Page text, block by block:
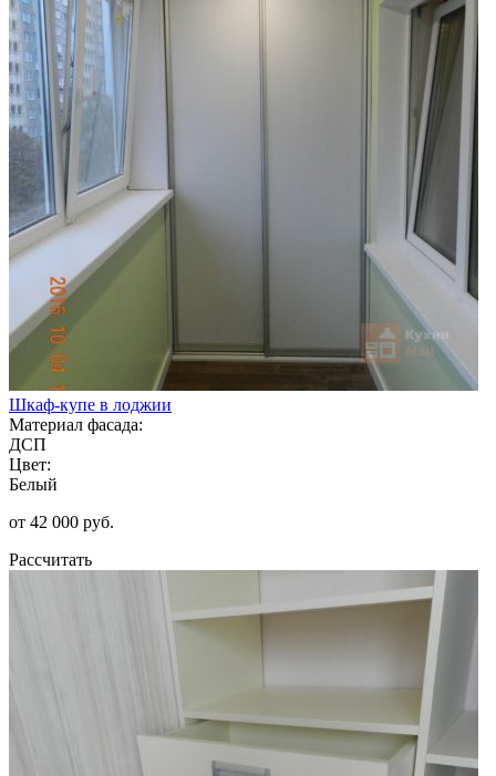
Шкаф-купе в лоджии
Материал фасада:
ДСП
Цвет:
Белый
от 42 000 руб.
Рассчитать